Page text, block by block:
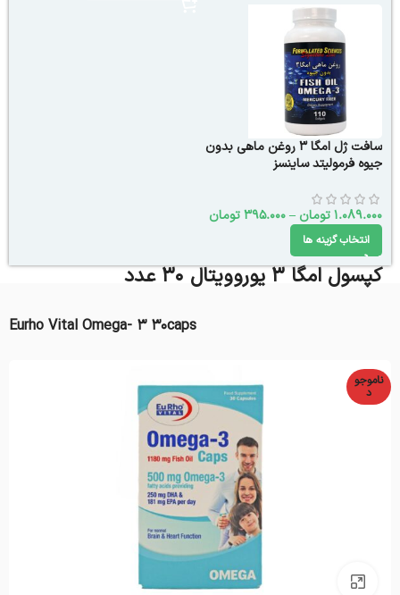
سافت ژل امگا 3 روغن ماهی بدون
جیوه فرمولیتد ساینسز
1.089.000تومان –
395.000تومان
انتخاب گزینه ها
کپسول امگا 3 یوروویتال 30 عدد
Eurho Vital Omega- 3 30caps
ناموجو
د
بزرگنمایی تصویر